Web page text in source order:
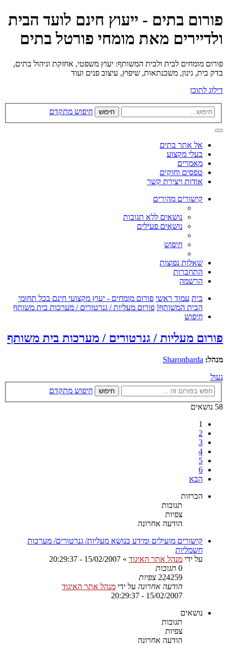
פורום בתים - ייעוץ חינם לועד הבית
ולדיירים מאת מומחי פורטל בתים
פורום מומחים לבית ולבית המשותף: יעוץ משפטי, אחזקת וניהול בתים,
בדק בית, גינון, משכנתאות, שיפוץ, עיצוב פנים ועוד
דילוג לתוכן
חיפוש חיפוש מתקדם
אל אתר בתים
בעלי מקצוע
מאמרים
טפסים וחוקים
אודות ויצירת קשר
קישורים מהירים
נושאים ללא תגובות
נושאים פעילים
חיפוש
שאלות נפוצות
התחברות
הרשמה
בית עמוד ראשי פורום מומחים - יעוץ מקצועי חינם בכל תחומי
הבית המשותף! פורום מעליות / גנרטורים / מערכות בית משותף
חיפוש
פורום מעליות / גנרטורים / מערכות בית משותף
מנהל: Sharonbarda
נעול
חיפוש
חיפוש מתקדם
58 נושאים
1
2
3
4
5
6
הבא
הכרזות
תגובות
צפיות
הודעה אחרונה
קישורים מועילים ומידע בנושא מעליות/ גנרטורים/ מערכות
חשמליות
על ידי מנהל אתר האיגוד »
15/02/2007 - 20:29:37
0 תגובות
224259 צפיות
הודעה אחרונה על ידי מנהל אתר האיגוד
15/02/2007 - 20:29:37
נושאים
תגובות
צפיות
הודעה אחרונה